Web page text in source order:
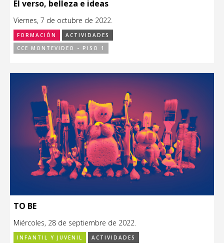
El verso, belleza e ideas
Viernes, 7 de octubre de 2022.
FORMACIÓN
ACTIVIDADES
CCE MONTEVIDEO - PISO 1
TO BE
Miércoles, 28 de septiembre de 2022.
INFANTIL Y JUVENIL
ACTIVIDADES